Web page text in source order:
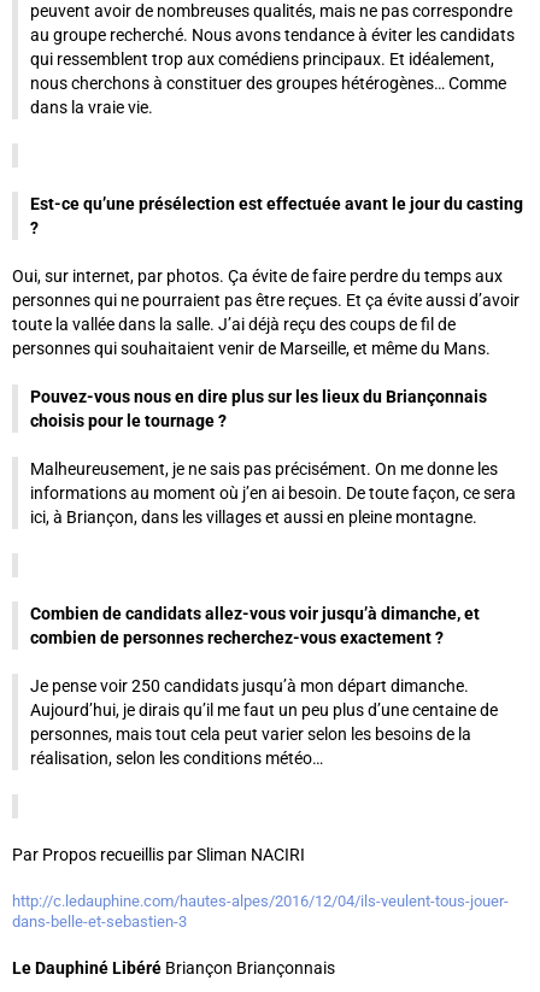
peuvent avoir de nombreuses qualités, mais ne pas correspondre
au groupe recherché. Nous avons tendance à éviter les candidats
qui ressemblent trop aux comédiens principaux. Et idéalement,
nous cherchons à constituer des groupes hétérogènes… Comme
dans la vraie vie.
Est-ce qu’une présélection est effectuée avant le jour du casting
?
Oui, sur internet, par photos. Ça évite de faire perdre du temps aux
personnes qui ne pourraient pas être reçues. Et ça évite aussi d’avoir
toute la vallée dans la salle. J’ai déjà reçu des coups de fil de
personnes qui souhaitaient venir de Marseille, et même du Mans.
Pouvez-vous nous en dire plus sur les lieux du Briançonnais
choisis pour le tournage ?
Malheureusement, je ne sais pas précisément. On me donne les
informations au moment où j’en ai besoin. De toute façon, ce sera
ici, à Briançon, dans les villages et aussi en pleine montagne.
Combien de candidats allez-vous voir jusqu’à dimanche, et
combien de personnes recherchez-vous exactement ?
Je pense voir 250 candidats jusqu’à mon départ dimanche.
Aujourd’hui, je dirais qu’il me faut un peu plus d’une centaine de
personnes, mais tout cela peut varier selon les besoins de la
réalisation, selon les conditions météo…
Par Propos recueillis par Sliman NACIRI
http://c.ledauphine.com/hautes-alpes/2016/12/04/ils-veulent-tous-jouer-
dans-belle-et-sebastien-3
Le Dauphiné Libéré Briançon Briançonnais